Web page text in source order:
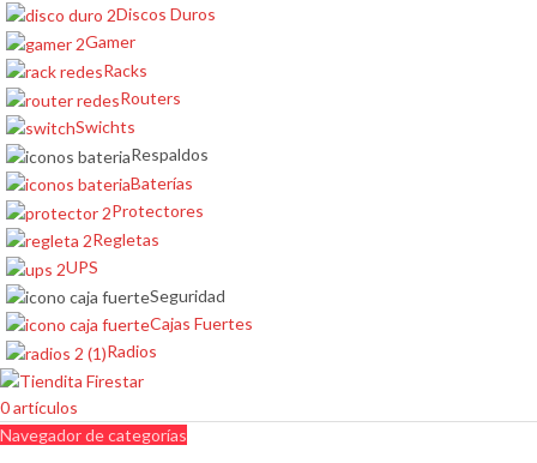
Discos Duros
Gamer
Racks
Routers
Swichts
Respaldos
Baterías
Protectores
Regletas
UPS
Seguridad
Cajas Fuertes
Radios
0artículos
Navegador de categorías